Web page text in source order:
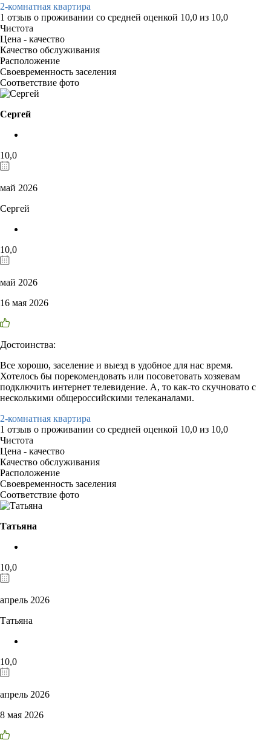
2-комнатная квартира
1 отзыв о проживании со средней оценкой 10,0 из 10,0
Чистота
Цена - качество
Качество обслуживания
Расположение
Своевременность заселения
Соответствие фото
Сергей
10,0
май 2026
Сергей
10,0
май 2026
16 мая 2026
Достоинства:
Все хорошо, заселение и выезд в удобное для нас время.
Хотелось бы порекомендовать или посоветовать хозяевам
подключить интернет телевидение. А, то как-то скучновато с
несколькими общероссийскими телеканалами.
2-комнатная квартира
1 отзыв о проживании со средней оценкой 10,0 из 10,0
Чистота
Цена - качество
Качество обслуживания
Расположение
Своевременность заселения
Соответствие фото
Татьяна
10,0
апрель 2026
Татьяна
10,0
апрель 2026
8 мая 2026